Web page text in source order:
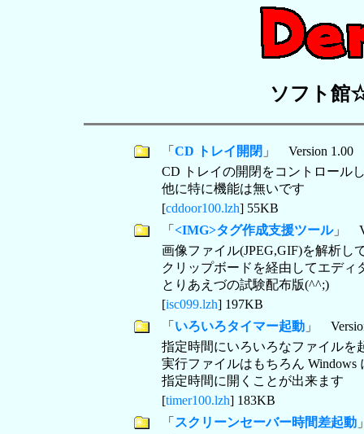
ソフト館
「 CD トレイ開閉 」 Version 1.00
CD トレイの開閉をコントロール
他に特に機能は無いです
[cddoor100.lzh] 55KB
「 <IMG>タグ作成支援ツール」
画像ファイル(JPEG,GIF)を解析し
クリップボードを経由してエディ
とりあえづの試験配布版(^^;)
[isc099.lzh] 197KB
「 いろいろタイマー起動 」
指定時間にいろいろなファイルを
実行ファイルはもちろん
指定時間に開くことが出来ます
[timer100.lzh] 183KB
「 スクリーンセーバー時間差起動